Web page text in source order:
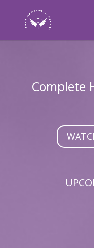
Complete